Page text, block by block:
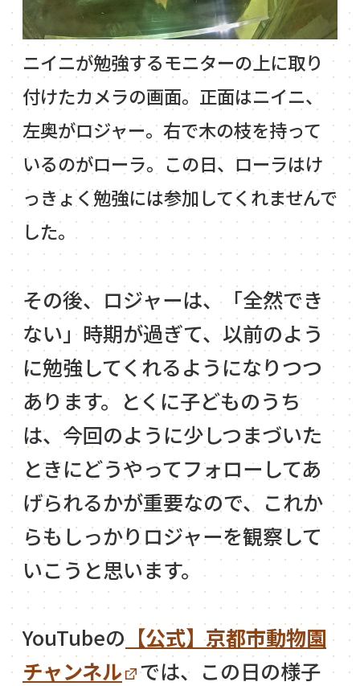
ニイニが勉強するモニターの上に取り
付けたカメラの画面。正面はニイニ、
左奥がロジャー。右で木の枝を持って
いるのがローラ。この日、ローラはけ
っきょく勉強には参加してくれませんで
した。
その後、ロジャーは、「全然でき
ない」時期が過ぎて、以前のよう
に勉強してくれるようになりつつ
あります。とくに子どものうち
は、今回のように少しつまづいた
ときにどうやってフォローしてあ
げられるかが重要なので、これか
らもしっかりロジャーを観察して
いこうと思います。
YouTubeの 【公式】京都市動物園
チャンネル
では、この日の様子